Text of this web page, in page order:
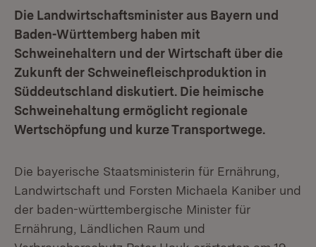
Die Landwirtschaftsminister aus Bayern und
Baden-Württemberg haben mit
Schweinehaltern und der Wirtschaft über die
Zukunft der Schweinefleischproduktion in
Süddeutschland diskutiert. Die heimische
Schweinehaltung ermöglicht regionale
Wertschöpfung und kurze Transportwege.
Die bayerische Staatsministerin für Ernährung,
Landwirtschaft und Forsten Michaela Kaniber und
der baden-württembergische Minister für
Ernährung, Ländlichen Raum und